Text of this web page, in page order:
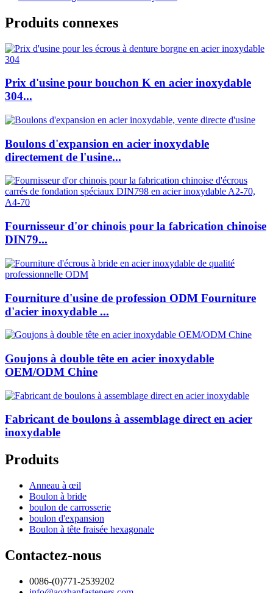
Produits connexes
Prix d'usine pour bouchon K en acier inoxydable
304...
Boulons d'expansion en acier inoxydable
directement de l'usine...
Fournisseur d'or chinois pour la fabrication chinoise
DIN79...
Fourniture d'usine de profession ODM Fourniture
d'acier inoxydable ...
Goujons à double tête en acier inoxydable
OEM/ODM Chine
Fabricant de boulons à assemblage direct en acier
inoxydable
Produits
Anneau à œil
Boulon à bride
boulon de carrosserie
boulon d'expansion
Boulon à tête fraisée hexagonale
Contactez-nous
0086-(0)771-2539202